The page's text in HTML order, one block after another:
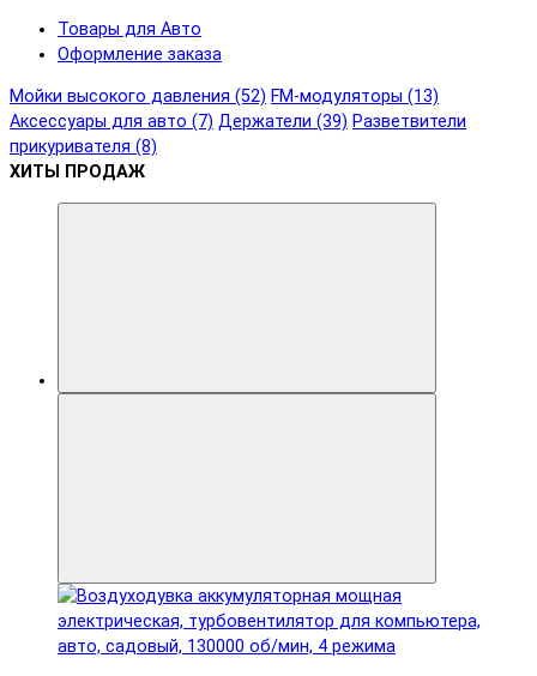
Товары для Авто
Оформление заказа
Мойки высокого давления (52) FM-модуляторы (13)
Аксессуары для авто (7) Держатели (39) Разветвители
прикуривателя (8)
ХИТЫ ПРОДАЖ